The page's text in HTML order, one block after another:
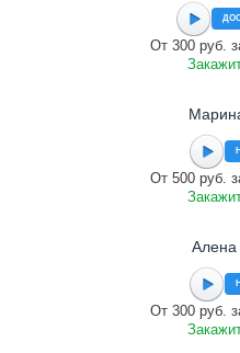
От 300 руб.
От 500 руб.
Алена
От 300 руб.